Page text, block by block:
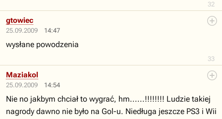
32
25.09.2009 14:47
33
gtowiec
wysłane powodzenia
25.09.2009 14:54
Maziakol
Nie no jakbym chciał to wygrać, hm......!!!!!!!! Ludzie takiej
nagrody dawno nie było na Gol-u. Niedługa jeszcze PS3 i Wii